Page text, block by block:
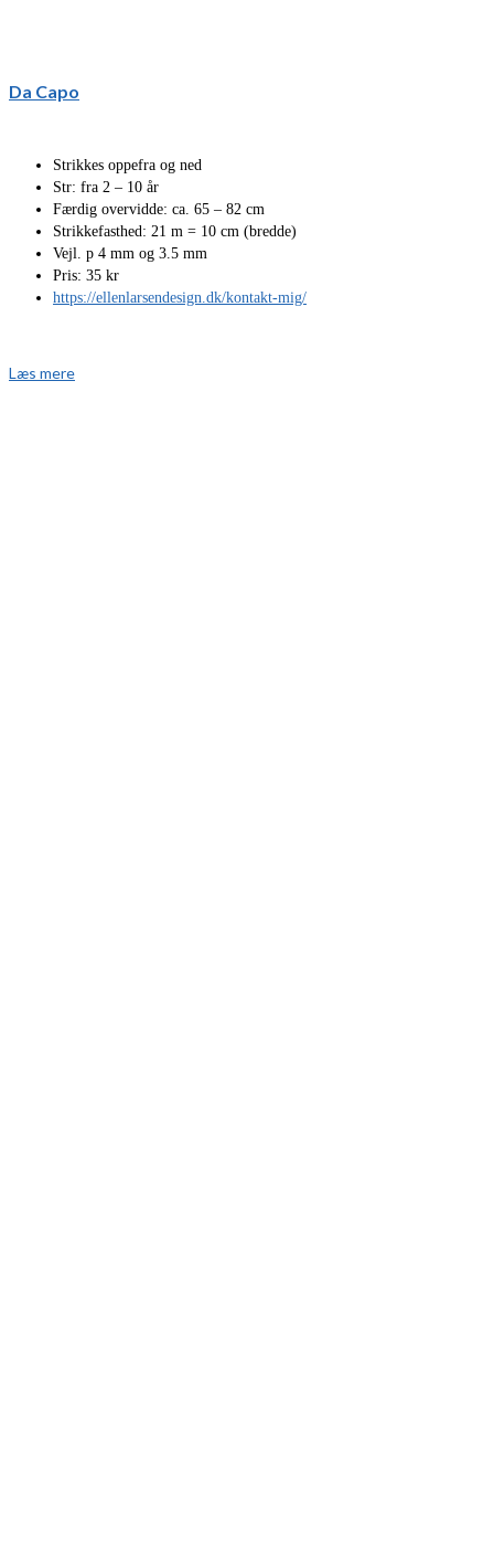
Da Capo
Strikkes oppefra og ned
Str: fra 2 – 10 år
Færdig overvidde: ca. 65 – 82 cm
Strikkefasthed: 21 m = 10 cm (bredde)
Vejl. p 4 mm og 3.5 mm
Pris: 35 kr
https://ellenlarsendesign.dk/kontakt-mig/
Læs mere